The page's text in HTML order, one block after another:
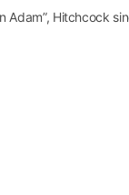
Adam”, Hitchcock